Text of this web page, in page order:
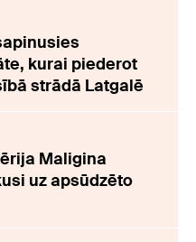
kurai piederot
strādā Latgalē
Maligina
uz apsūdzēto